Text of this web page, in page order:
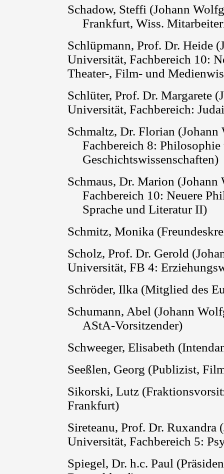
Schadow, Steffi (Johann
Frankfurt, Wiss.
Schlüpmann, Prof. Dr. Heide
Universität, Fachbereich 10:
Theater-, Film- und
Schlüter, Prof. Dr. Margarete
Universität, Fachbereich:
Schmaltz, Dr. Florian
Fachbereich 8: Philosophie
Geschichtswissenschaften)
Schmaus, Dr. Marion
Fachbereich 10: Neuere
Sprache und Literatur II)
Schmitz, Monika
Scholz, Prof. Dr. Gerold
Universität, FB 4:
Schröder, Ilka (Mitglied des
Schumann, Abel (Johann
AStA-Vorsitzender)
Schweeger, Elisabeth
Seeßlen, Georg (Publizist,
Sikorski, Lutz
Frankfurt)
Sireteanu, Prof. Dr. Ruxandra
Universität, Fachbereich 5:
Spiegel, Dr. h.c. Paul